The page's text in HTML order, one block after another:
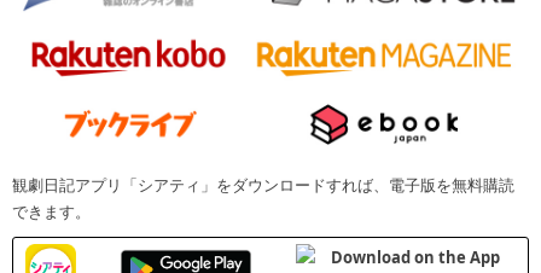
観劇日記アプリ「シアティ」をダウンロードすれば、電子版を無料購読
できます。